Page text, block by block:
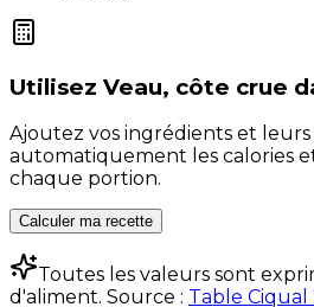
Utilisez Veau, côte crue
Ajoutez vos ingrédients et
automatiquement les calories
chaque portion.
Calculer ma recette
Toutes les valeurs sont
d'aliment. Source : Table Ciqual